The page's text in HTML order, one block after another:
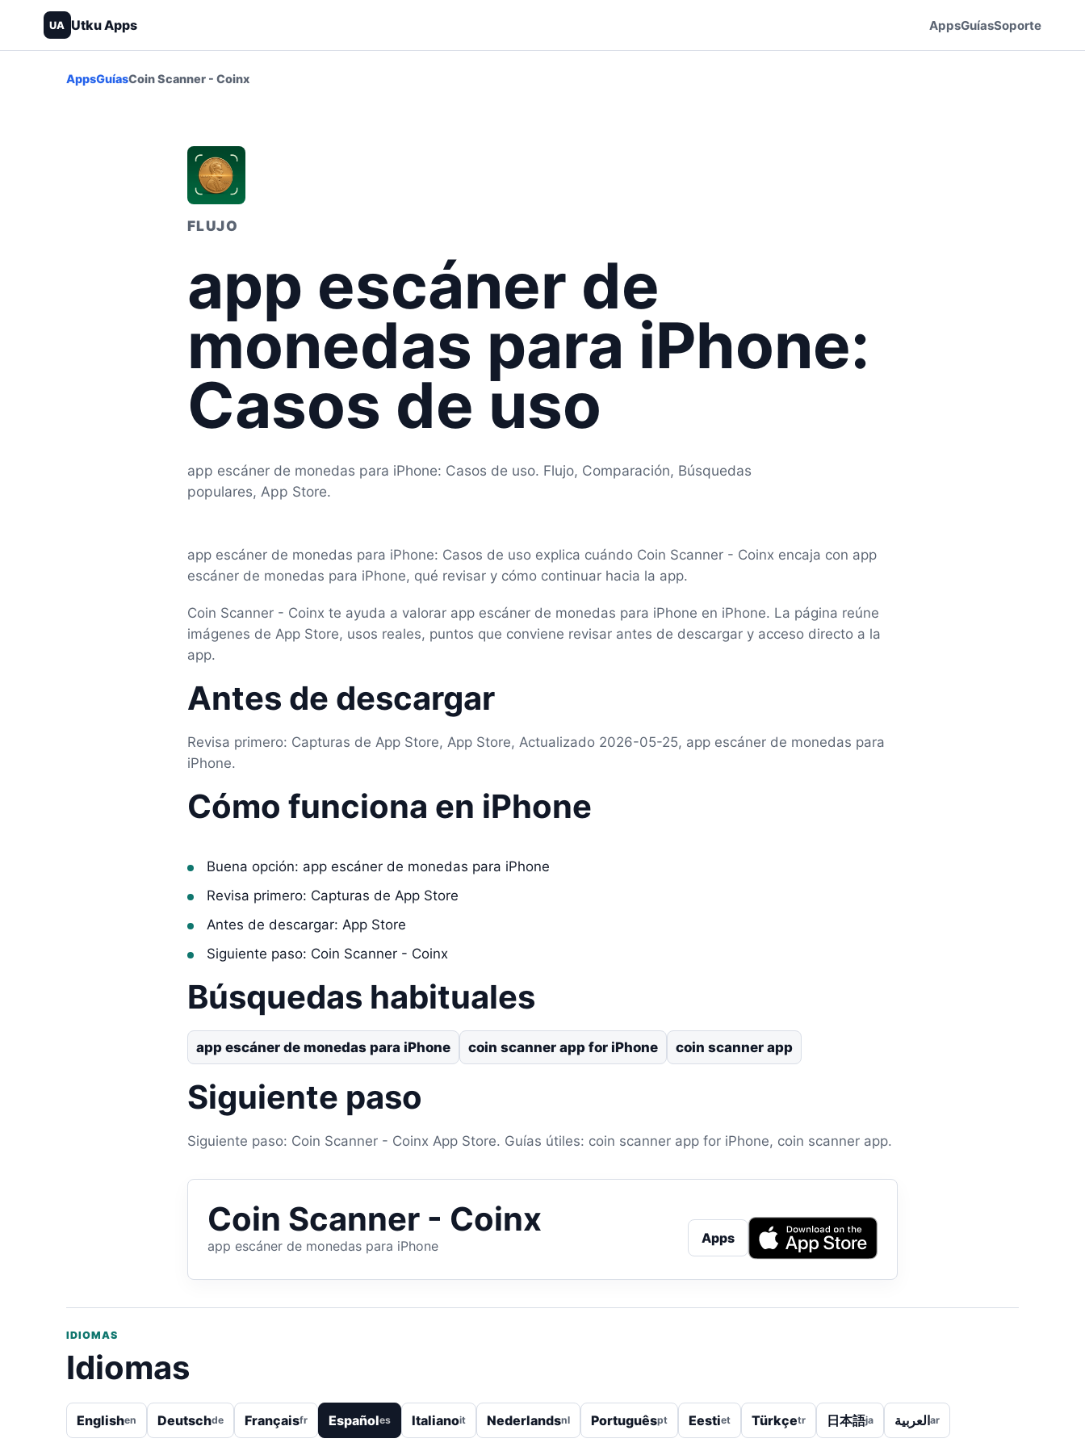
UA Utku Apps AppsGuíasSoporte
AppsGuíasCoin Scanner - Coinx
FLUJO
app escáner de
monedas para iPhone:
Casos de uso
app escáner de monedas para iPhone: Casos de uso. Flujo, Comparación, Búsquedas
populares, App Store.
app escáner de monedas para iPhone: Casos de uso explica cuándo Coin Scanner - Coinx encaja con app
escáner de monedas para iPhone, qué revisar y cómo continuar hacia la app.
Coin Scanner - Coinx te ayuda a valorar app escáner de monedas para iPhone en iPhone. La página reúne
imágenes de App Store, usos reales, puntos que conviene revisar antes de descargar y acceso directo a la
app.
Antes de descargar
Revisa primero: Capturas de App Store, App Store, Actualizado 2026-05-25, app escáner de monedas para
iPhone.
Cómo funciona en iPhone
Buena opción: app escáner de monedas para iPhone
Revisa primero: Capturas de App Store
Antes de descargar: App Store
Siguiente paso: Coin Scanner - Coinx
Búsquedas habituales
app escáner de monedas para iPhone coin scanner app for iPhone coin scanner app
Siguiente paso
Siguiente paso: Coin Scanner - Coinx App Store. Guías útiles: coin scanner app for iPhone, coin scanner app.
Coin Scanner - Coinx
app escáner de monedas para iPhone Apps
IDIOMAS
Idiomas
Englishen Deutschde Françaisfr Españoles Italianoit Nederlandsnl Portuguêspt Eestiet Türkçetr 日本語ja العربيةar